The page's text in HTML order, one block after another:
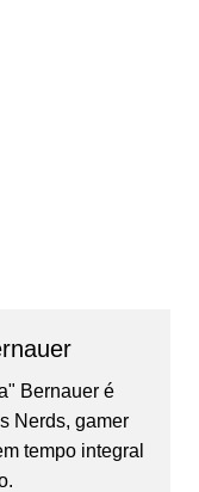
Bernauer é
Nerds, gamer
tempo integral